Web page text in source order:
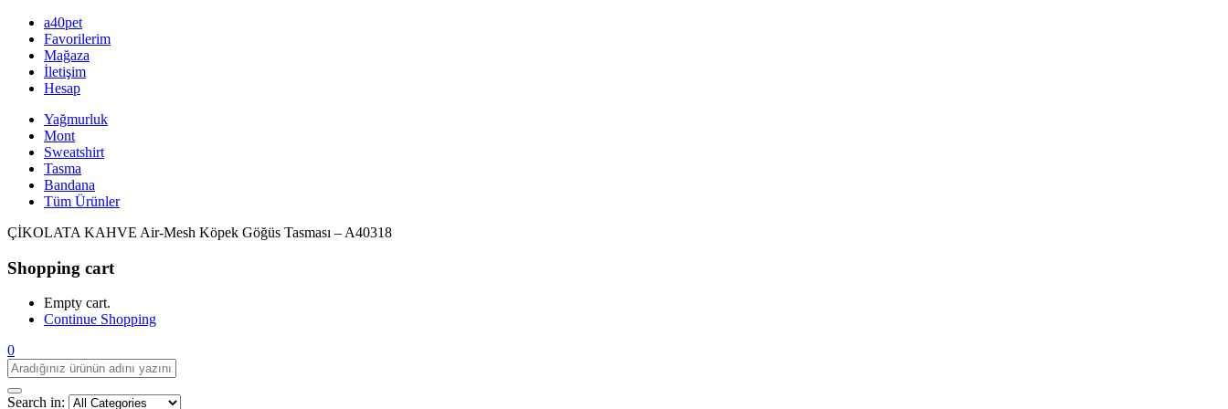
a40pet
Favorilerim
Mağaza
İletişim
Hesap
Yağmurluk
Mont
Sweatshirt
Tasma
Bandana
Tüm Ürünler
ÇİKOLATA KAHVE Air-Mesh Köpek Göğüs Tasması – A40318
Shopping cart
Empty cart.
Continue Shopping
0
Search in: